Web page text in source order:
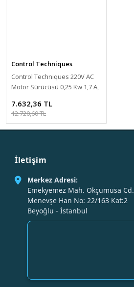
Control Techniques
Control Techniques 220V AC
Motor Sürücüsü 0,25 Kw 1,7 A,
7.632,36 TL
12.720,60 TL
İletişim
Merkez Adresi:
Emekyemez Mah. Okçumusa Cd.
Menevşe Han No: 22/163 Kat:2
Beyoğlu - İstanbul